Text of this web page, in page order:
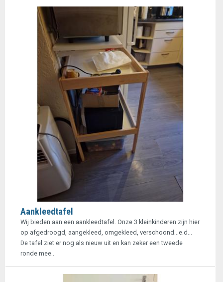
Aankleedtafel
Wij bieden aan een aankleedtafel. Onze 3 kleinkinderen zijn hier
op afgedroogd, aangekleed, omgekleed, verschoond...e.d...
De tafel ziet er nog als nieuw uit en kan zeker een tweede
ronde mee..